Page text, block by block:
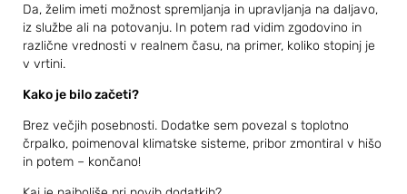
Da, želim imeti možnost spremljanja in upravljanja na daljavo,
iz službe ali na potovanju. In potem rad vidim zgodovino in
različne vrednosti v realnem času, na primer, koliko stopinj je
v vrtini.
Kako je bilo začeti?
Brez večjih posebnosti. Dodatke sem povezal s toplotno
črpalko, poimenoval klimatske sisteme, pribor zmontiral v hišo
in potem – končano!